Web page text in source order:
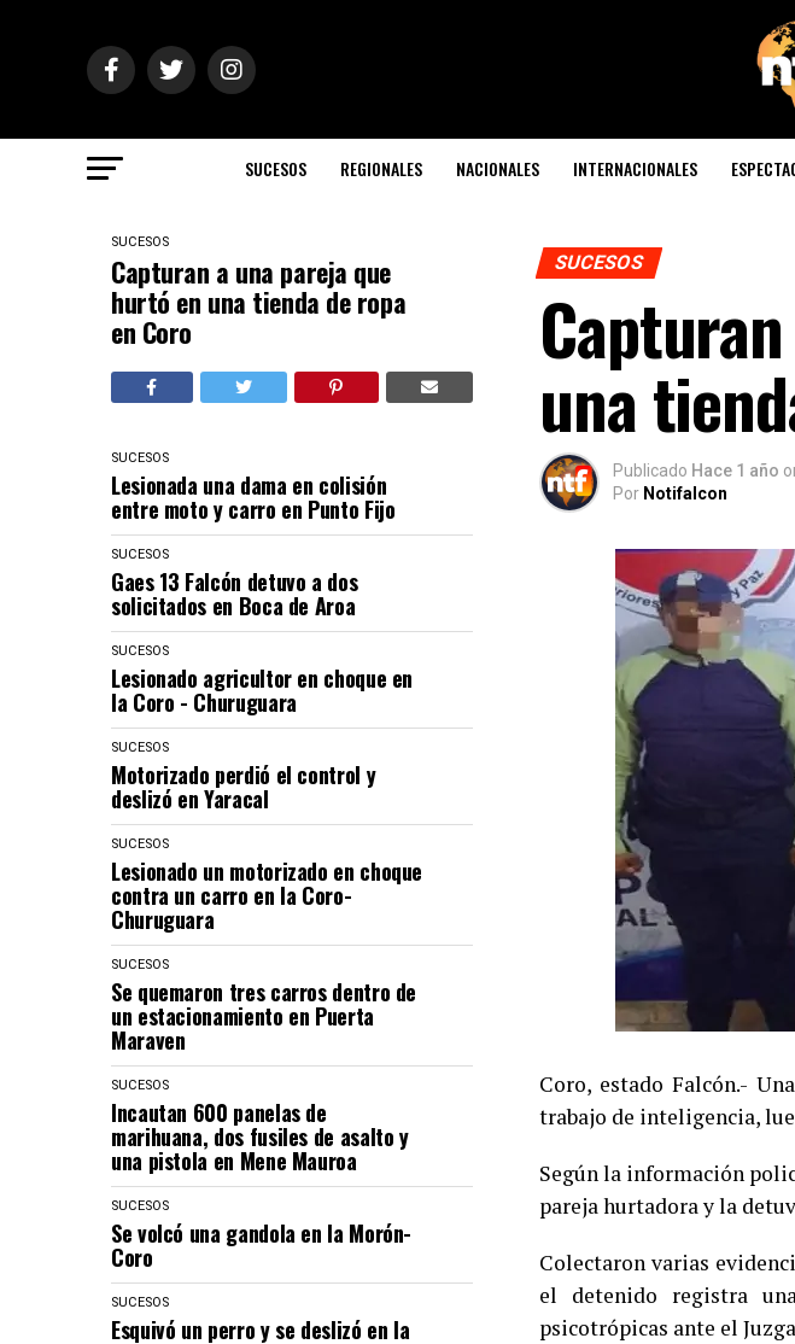
SUCESOS REGIONALES NACIONALES INTERNACIONALES
SUCESOS
Capturan a una pareja que
hurtó en una tienda de ropa
en Coro
SUCESOS
Lesionada una dama en colisión
entre moto y carro en Punto Fijo
SUCESOS
Gaes 13 Falcón detuvo a dos
solicitados en Boca de Aroa
SUCESOS
Lesionado agricultor en choque en
la Coro - Churuguara
SUCESOS
Motorizado perdió el control y
deslizó en Yaracal
SUCESOS
Lesionado un motorizado en choque
contra un carro en la Coro-
Churuguara
SUCESOS
Se quemaron tres carros dentro de
un estacionamiento en Puerta
Maraven
SUCESOS
Incautan 600 panelas de
marihuana, dos fusiles de asalto y
una pistola en Mene Mauroa
SUCESOS
Se volcó una gandola en la Morón-
Coro
SUCESOS
Esquivó un perro y se deslizó en la
SUCESOS
una
Publicado Hace 1 año
Por Notifalcon
Coro, estado Falcón.-
trabajo de inteligencia,
Según la información
pareja hurtadora y la
Colectaron varias
el detenido registra
psicotrópicas ante el